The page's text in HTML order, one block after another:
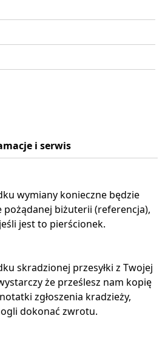
i serwis
wymiany konieczne będzie
pożądanej biżuterii (referencja),
jest to pierścionek.
skradzionej przesyłki z Twojej
że prześlesz nam kopię
zgłoszenia kradzieży,
dokonać zwrotu.